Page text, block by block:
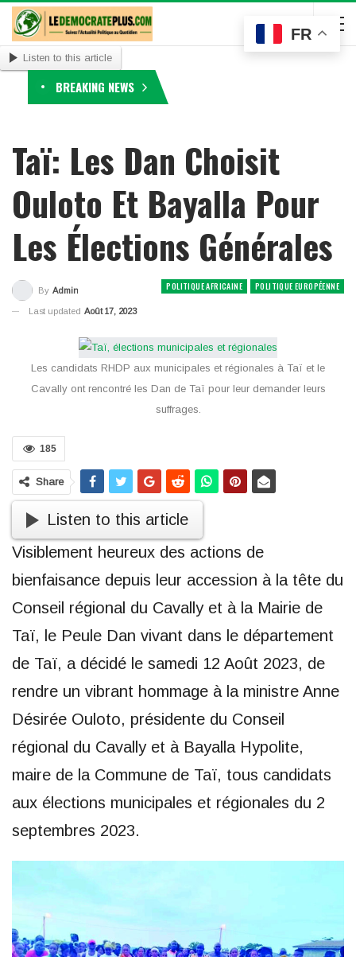
Listen to this article
BREAKING NEWS
Taï: Les Dan Choisit
Ouloto Et Bayalla Pour
Les Élections Générales
POLITIQUE AFRICAINE POLITIQUE EUROPÉENNE
By Admin
Last updated Août 17, 2023
Les candidats RHDP aux municipales et régionales à Taï et le
Cavally ont rencontré les Dan de Taï pour leur demander leurs
suffrages.
185
Share
Listen to this article
Visiblement heureux des actions de
bienfaisance depuis leur accession à la tête du
Conseil régional du Cavally et à la Mairie de
Taï, le Peule Dan vivant dans le département
de Taï, a décidé le samedi 12 Août 2023, de
rendre un vibrant hommage à la ministre Anne
Désirée Ouloto, présidente du Conseil
régional du Cavally et à Bayalla Hypolite,
maire de la Commune de Taï, tous candidats
aux élections municipales et régionales du 2
septembres 2023.
FR